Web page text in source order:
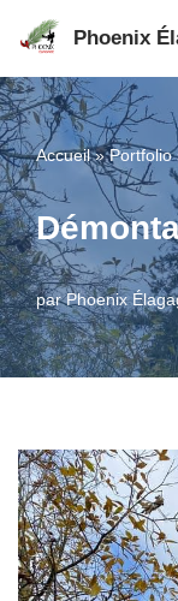
au
contenu
Phoenix
Accueil»Portfolio
parPhoenix